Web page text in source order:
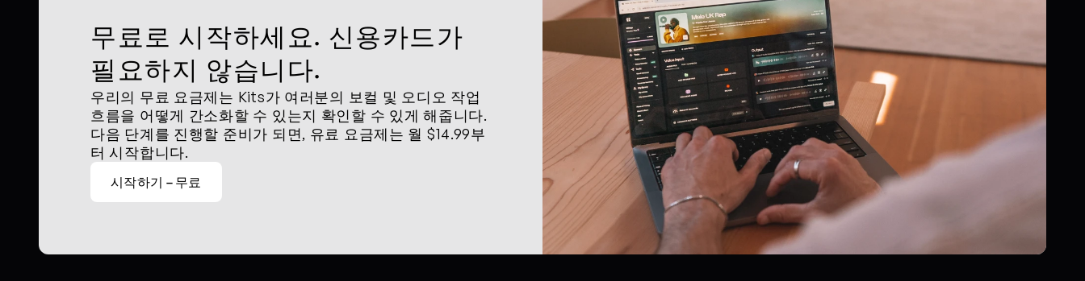
무료로 시작하세요. 신용카드가
필요하지 않습니다.
우리의 무료 요금제는 Kits가 여러분의 보컬 및 오디오 작업
흐름을 어떻게 간소화할 수 있는지 확인할 수 있게 해줍니다.
다음 단계를 진행할 준비가 되면, 유료 요금제는 월 $14.99부
터 시작합니다.
시작하기 – 무료